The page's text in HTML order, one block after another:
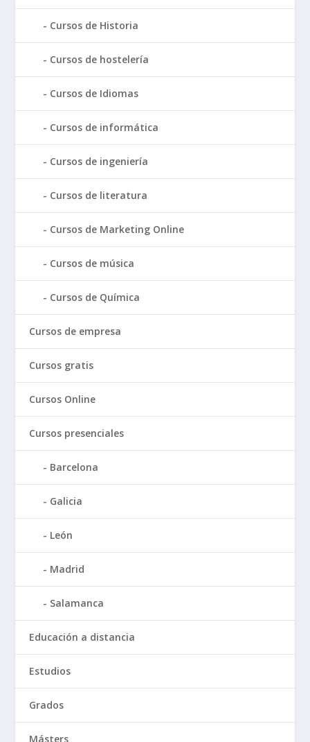
Cursos de Historia
Cursos de hostelería
Cursos de Idiomas
Cursos de informática
Cursos de ingeniería
Cursos de literatura
Cursos de Marketing Online
Cursos de música
Cursos de Química
Cursos de empresa
Cursos gratis
Cursos Online
Cursos presenciales
Barcelona
Galicia
León
Madrid
Salamanca
Educación a distancia
Estudios
Grados
Másters